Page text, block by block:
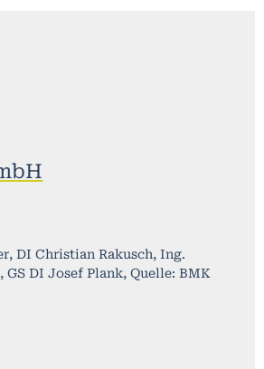
DI Christian Rakusch, Ing.
DI Josef Plank, Quelle: BMK